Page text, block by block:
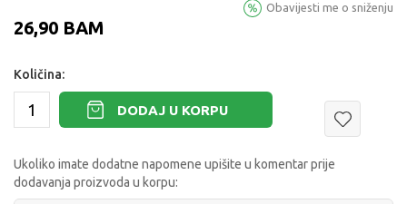
26,90 BAM
Obavijesti me o sniženju
Količina:
DODAJ U KORPU
Ukoliko imate dodatne napomene upišite u komentar prije
dodavanja proizvoda u korpu: